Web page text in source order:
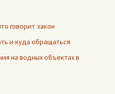
говорит закон
и куда обращаться
на водных объектах в